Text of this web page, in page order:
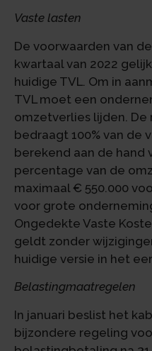
Vaste lasten
De voorwaarden van
kwartaal van 2022
huidige TVL. Om in
TVL moet een
omzetverlies lijden. De
bedraagt 100% van de
berekend aan de hand
percentage van de
maximaal € 550.000
voor grote
Ongedekte Vaste
geldt zonder
huidige versie in het
Belastingmaatregelen
In januari beslist het
bijzondere regeling